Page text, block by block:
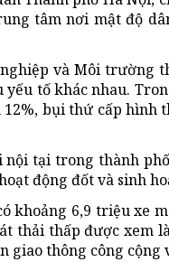
tâm nơi mật độ
và Môi trường
tố khác nhau.
bụi thứ cấp hình
nội tại trong thành
động đốt và sinh
khoảng 6,9 triệu xe
thải thấp được xem
thông công